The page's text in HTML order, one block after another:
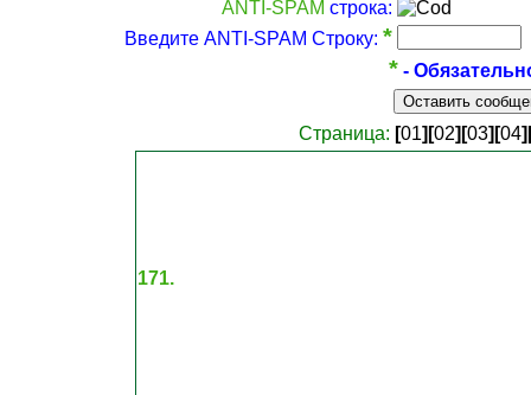
ANTI-SPAM строка:
Введите ANTI-SPAM Строку: *
* -
Страница: [01] [02] [03] [04]
171.